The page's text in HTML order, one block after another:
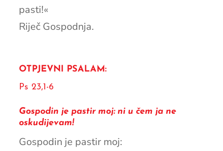
pasti!«
Riječ Gospodnja.
OTPJEVNI PSALAM:
Ps 23,1-6
Gospodin je pastir moj: ni u čem ja ne
oskudijevam!
Gospodin je pastir moj: